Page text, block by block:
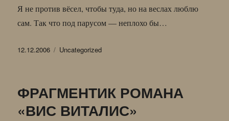
Я не против вёсел, чтобы туда, но на веслах люблю
сам. Так что под парусом — неплохо бы…
Опубликовано
12.12.2006 Рубрики
Uncategorized
ФРАГМЕНТИК РОМАНА
«ВИС ВИТАЛИС»